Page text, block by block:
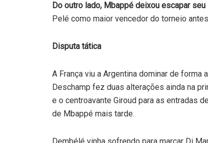
Do outro lado, Mbappé deixou escapar
Pelé como maior vencedor do torneio
Disputa tática
A França viu a Argentina dominar de
Deschamp fez duas alterações ainda na
e o centroavante Giroud para as entradas
de Mbappé mais tarde.